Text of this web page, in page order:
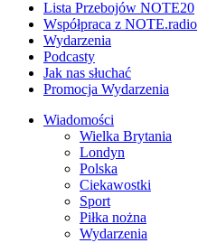
Lista Przebojów NOTE20
Współpraca z NOTE.radio
Wydarzenia
Podcasty
Jak nas słuchać
Promocja Wydarzenia
Wiadomości
Wielka Brytania
Londyn
Polska
Ciekawostki
Sport
Piłka nożna
Wydarzenia